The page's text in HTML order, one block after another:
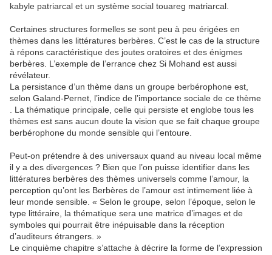
kabyle patriarcal et un système social touareg matriarcal.
Certaines structures formelles se sont peu à peu érigées en
thèmes dans les littératures berbères. C’est le cas de la structure
à répons caractéristique des joutes oratoires et des énigmes
berbères. L’exemple de l’errance chez Si Mohand est aussi
révélateur.
La persistance d’un thème dans un groupe berbérophone est,
selon Galand-Pernet, l’indice de l’importance sociale de ce thème
. La thématique principale, celle qui persiste et englobe tous les
thèmes est sans aucun doute la vision que se fait chaque groupe
berbérophone du monde sensible qui l’entoure.
Peut-on prétendre à des universaux quand au niveau local même
il y a des divergences ? Bien que l’on puisse identifier dans les
littératures berbères des thèmes universels comme l’amour, la
perception qu’ont les Berbères de l’amour est intimement liée à
leur monde sensible. « Selon le groupe, selon l’époque, selon le
type littéraire, la thématique sera une matrice d’images et de
symboles qui pourrait être inépuisable dans la réception
d’auditeurs étrangers. »
Le cinquième chapitre s’attache à décrire la forme de l’expression